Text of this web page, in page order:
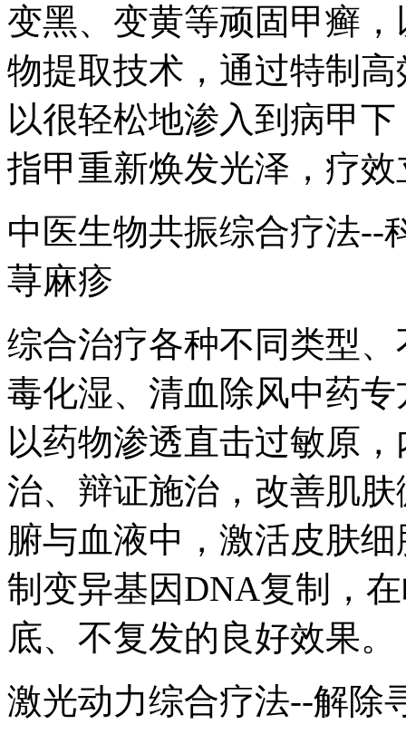
变黑、变黄等顽固甲癣
物提取技术，通过特制
以很轻松地渗入到病甲
指甲重新焕发光泽，疗
中医生物共振综合疗法--
荨麻疹
综合治疗各种不同类型
毒化湿、清血除风中药
以药物渗透直击过敏原
治、辩证施治，改善肌
腑与血液中，激活皮肤
制变异基因DNA复制，
底、不复发的良好效果。
激光动力综合疗法--解除